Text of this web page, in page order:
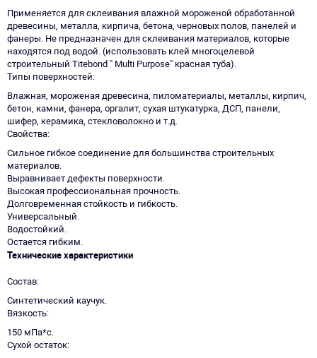
Применяется для склеивания влажной мороженой обработанной
древесины, металла, кирпича, бетона, черновых полов, панелей и
фанеры. Не предназначен для склеивания материалов, которые
находятся под водой. (использовать клей многоцелевой
строительный Titebond " Multi Purpose" красная туба).
Типы поверхностей
Влажная, мороженая древесина, пиломатериалы, металлы, кирпич,
бетон, камни, фанера, оргалит, сухая штукатурка, ДСП, панели,
шифер, керамика, стекловолокно и т.д.
Свойства
Сильное гибкое соединение для большинства строительных
материалов.
Выравнивает дефекты поверхности.
Высокая профессиональная прочность.
Долговременная стойкость и гибкость.
Универсальный.
Водостойкий.
Остается гибким.
Технические характеристики
Состав
Синтетический каучук.
Вязкость
150 мПа*с.
Сухой остаток